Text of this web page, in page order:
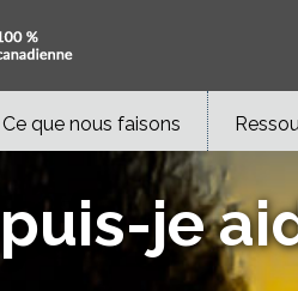
Ce que nous faisons
je